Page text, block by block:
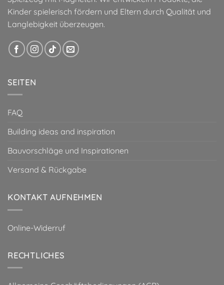
Kinder spielerisch fördern und Eltern durch Qualität und
Langlebigkeit überzeugen.
SEITEN
FAQ
Building ideas and inspiration
Bauvorschläge und Inspirationen
Versand & Rückgabe
KONTAKT AUFNEHMEN
Online-Widerruf
RECHTLICHES